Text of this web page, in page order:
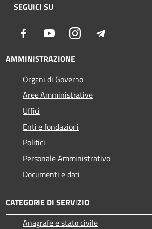
SEGUICI SU
Facebook YoutubeInstagram
AMMINISTRAZIONE
Organi di Governo
Aree Amministrative
Uffici
Enti e fondazioni
Politici
Personale Amministrativo
Documenti e dati
CATEGORIE DI SERVIZIO
Anagrafe e stato civile